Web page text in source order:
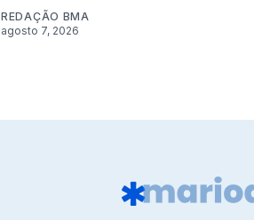
REDAÇÃO BMA
agosto 7, 2026